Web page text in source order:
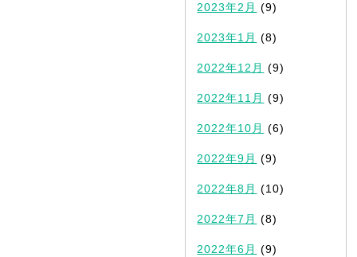
2023年2月 (9)
2023年1月 (8)
2022年12月 (9)
2022年11月 (9)
2022年10月 (6)
2022年9月 (9)
2022年8月 (10)
2022年7月 (8)
2022年6月 (9)